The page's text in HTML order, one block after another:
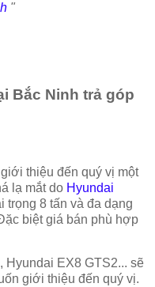
"
Bắc Ninh trả góp
thiệu đến quý vị một
lạ mắt do Hyundai
trọng 8 tấn và đa dạng
biệt giá bán phù hợp
Hyundai EX8 GTS2... sẽ
giới thiệu đến quý vị.